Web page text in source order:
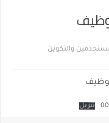
والتكوين
تنزيل